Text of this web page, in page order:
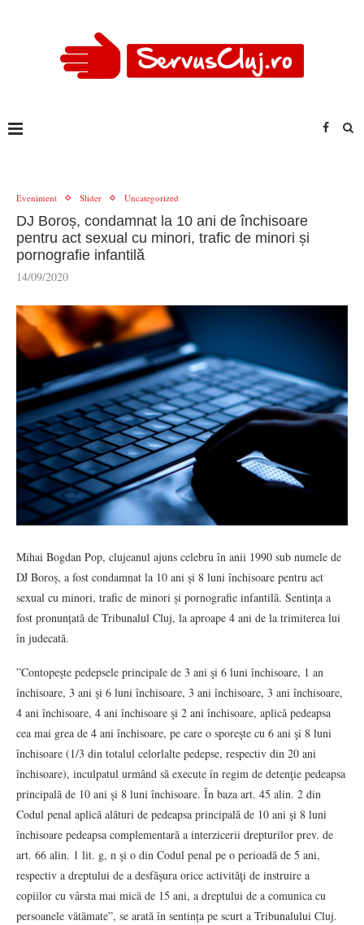
Eveniment Slider Uncategorized
DJ Boroș, condamnat la 10 ani de închisoare
pentru act sexual cu minori, trafic de minori și
pornografie infantilă
14/09/2020
Mihai Bogdan Pop, clujeanul ajuns celebru în anii 1990 sub numele de
DJ Boroș, a fost condamnat la 10 ani și 8 luni închisoare pentru act
sexual cu minori, trafic de minori și pornografie infantilă. Sentința a
fost pronunțată de Tribunalul Cluj, la aproape 4 ani de la trimiterea lui
în judecată.
”Contopeşte pedepsele principale de 3 ani şi 6 luni închisoare, 1 an
închisoare, 3 ani şi 6 luni închisoare, 3 ani închisoare, 3 ani închisoare,
4 ani închisoare, 4 ani închisoare şi 2 ani închisoare, aplică pedeapsa
cea mai grea de 4 ani închisoare, pe care o sporeşte cu 6 ani şi 8 luni
închisoare (1/3 din totalul celorlalte pedepse, respectiv din 20 ani
închisoare), inculpatul urmând să execute în regim de detenţie pedeapsa
principală de 10 ani şi 8 luni închisoare. În baza art. 45 alin. 2 din
Codul penal aplică alături de pedeapsa principală de 10 ani şi 8 luni
închisoare pedeapsa complementară a interzicerii drepturilor prev. de
art. 66 alin. 1 lit. g, n şi o din Codul penal pe o perioadă de 5 ani,
respectiv a dreptului de a desfăşura orice activităţi de instruire a
copiilor cu vârsta mai mică de 15 ani, a dreptului de a comunica cu
persoanele vătămate”, se arată în sentința pe scurt a Tribunalului Cluj.